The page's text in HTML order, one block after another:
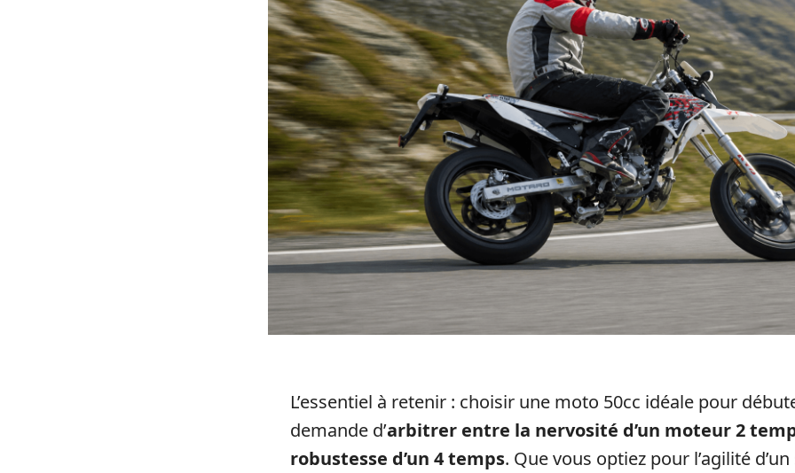
L’essentiel à retenir : choisir une moto 50cc idéale pour
demande d’arbitrer entre la nervosité d’un moteur 2
robustesse d’un 4 temps. Que vous optiez pour l’agilité